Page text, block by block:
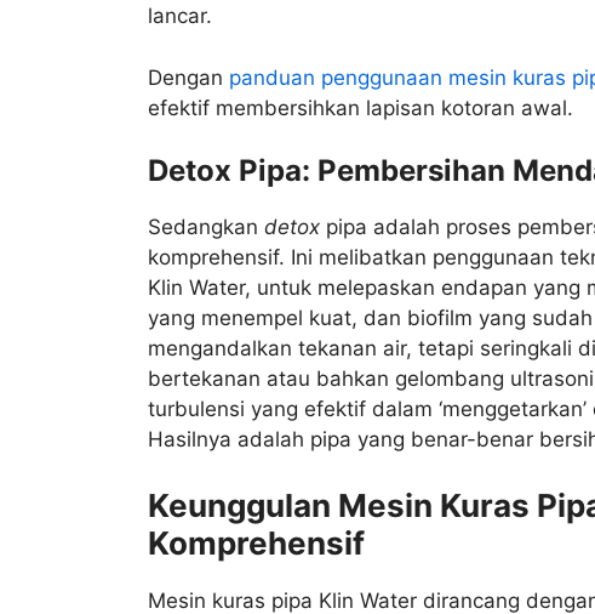
lancar.
Dengan panduan penggunaan mesin kuras
efektif membersihkan lapisan kotoran awal.
Detox Pipa: Pembersihan
Sedangkan detox pipa adalah proses
komprehensif. Ini melibatkan penggunaan
Klin Water, untuk melepaskan endapan
yang menempel kuat, dan biofilm yang
mengandalkan tekanan air, tetapi seringkali
bertekanan atau bahkan gelombang
turbulensi yang efektif dalam
Hasilnya adalah pipa yang benar-benar
Keunggulan Mesin Kuras
Komprehensif
Mesin kuras pipa Klin Water dirancang